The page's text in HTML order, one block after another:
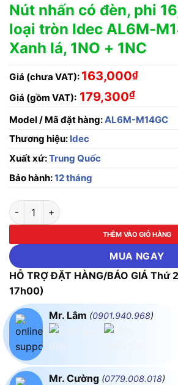
Nút nhấn có đèn, phi
loại tròn Idec AL6M-
Xanh lá, 1NO + 1NC
Giá (chưa VAT): 163,000₫
Giá (gồm VAT): 179,300₫
Model / Mã đặt hàng:AL6M-M14GC
Thương hiệu: Idec
Xuất xứ:Trung Quốc
Bảo hành:12 tháng
Nút nhấn có đèn, phi 16, 24VDC, loại
THÊM VÀO GIỎ HÀNG
MUA NGAY
HỖ TRỢ ĐẶT HÀNG/BÁO GIÁ
17h00)
Mr. Lâm (0901.940.968)
Mr. Cường (0779.008.018)